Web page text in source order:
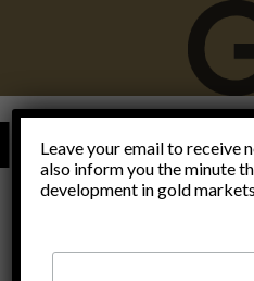
Leave your email to receive
also inform you the minute
development in gold